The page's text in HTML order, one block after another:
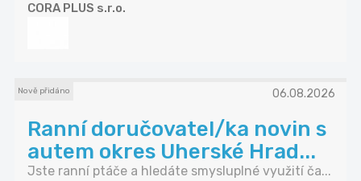
CORA PLUS s.r.o.
Nově přidáno 06.08.2026
Ranní doručovatel/ka novin s
autem okres Uherské Hrad...
Jste ranní ptáče a hledáte smysluplné využití ča...